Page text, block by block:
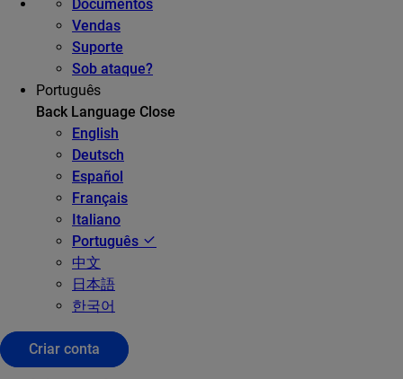
Documentos
Vendas
Suporte
Sob ataque?
Português
Back Language Close
English
Deutsch
Español
Français
Italiano
Português
中文
日本語
한국어
Criar conta